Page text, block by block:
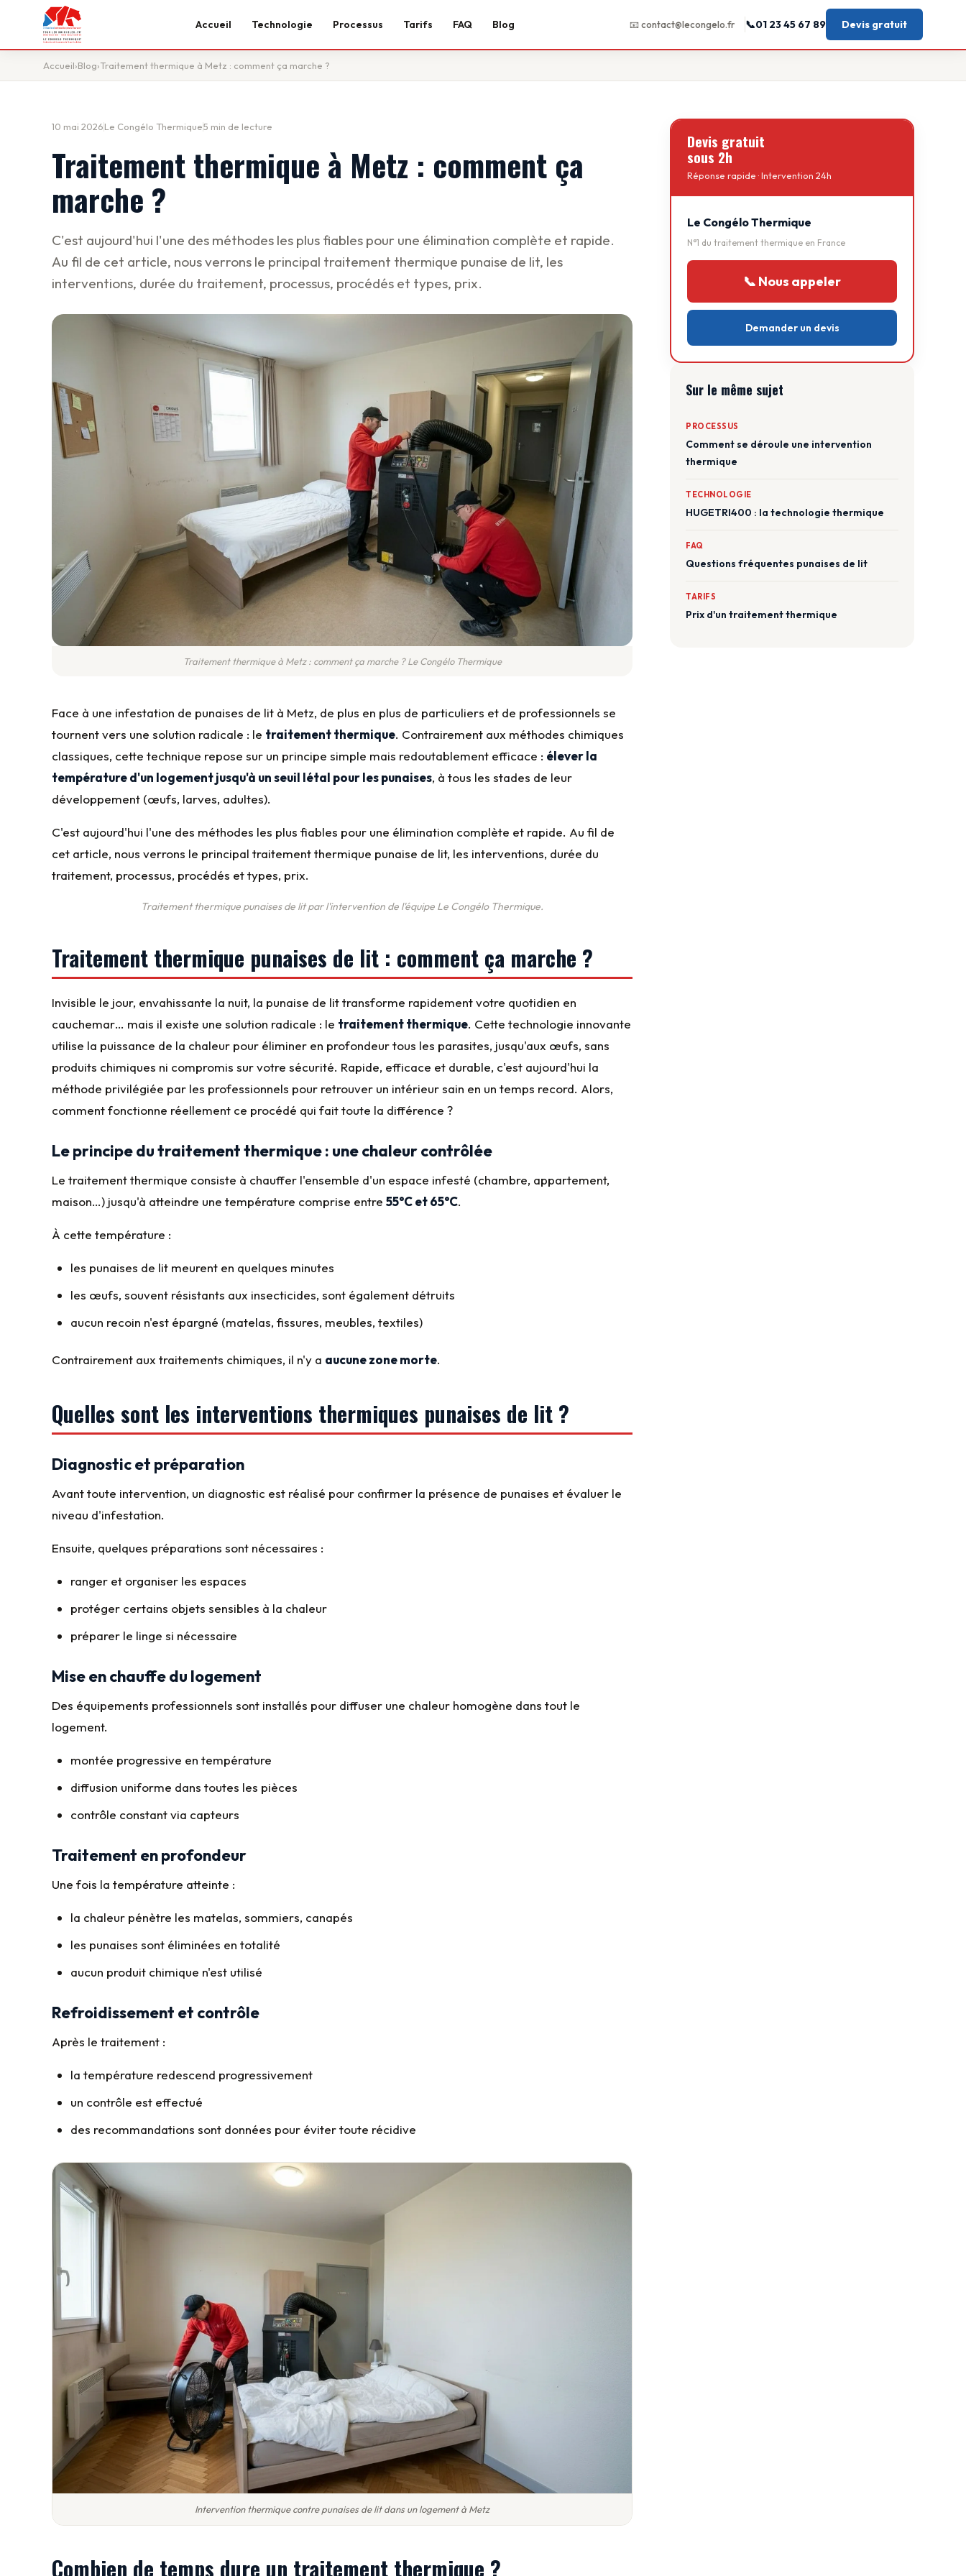
Accueil Technologie Processus Tarifs FAQ Blog 📧 contact@lecongelo.fr 01 23 45 67 89 Devis gratuit
Accueil›Blog›Traitement thermique à Metz : comment ça marche ?
10 mai 2026Le Congélo Thermique5 min de lecture
Traitement thermique à Metz : comment ça
marche ?
C'est aujourd'hui l'une des méthodes les plus fiables pour une élimination complète et rapide.
Au fil de cet article, nous verrons le principal traitement thermique punaise de lit, les
interventions, durée du traitement, processus, procédés et types, prix.
Traitement thermique à Metz : comment ça marche ? Le Congélo Thermique
Face à une infestation de punaises de lit à Metz, de plus en plus de particuliers et de professionnels se
tournent vers une solution radicale : le traitement thermique. Contrairement aux méthodes chimiques
classiques, cette technique repose sur un principe simple mais redoutablement efficace : élever la
température d'un logement jusqu'à un seuil létal pour les punaises, à tous les stades de leur
développement (œufs, larves, adultes).
C'est aujourd'hui l'une des méthodes les plus fiables pour une élimination complète et rapide. Au fil de
cet article, nous verrons le principal traitement thermique punaise de lit, les interventions, durée du
traitement, processus, procédés et types, prix.
Traitement thermique punaises de lit par l'intervention de l'équipe Le Congélo Thermique.
Traitement thermique punaises de lit : comment ça marche ?
Invisible le jour, envahissante la nuit, la punaise de lit transforme rapidement votre quotidien en
cauchemar… mais il existe une solution radicale : le traitement thermique. Cette technologie innovante
utilise la puissance de la chaleur pour éliminer en profondeur tous les parasites, jusqu'aux œufs, sans
produits chimiques ni compromis sur votre sécurité. Rapide, efficace et durable, c'est aujourd'hui la
méthode privilégiée par les professionnels pour retrouver un intérieur sain en un temps record. Alors,
comment fonctionne réellement ce procédé qui fait toute la différence ?
Le principe du traitement thermique : une chaleur contrôlée
Le traitement thermique consiste à chauffer l'ensemble d'un espace infesté (chambre, appartement,
maison…) jusqu'à atteindre une température comprise entre 55°C et 65°C.
À cette température :
les punaises de lit meurent en quelques minutes
les œufs, souvent résistants aux insecticides, sont également détruits
aucun recoin n'est épargné (matelas, fissures, meubles, textiles)
Contrairement aux traitements chimiques, il n'y a aucune zone morte.
Quelles sont les interventions thermiques punaises de lit ?
Diagnostic et préparation
Avant toute intervention, un diagnostic est réalisé pour confirmer la présence de punaises et évaluer le
niveau d'infestation.
Ensuite, quelques préparations sont nécessaires :
ranger et organiser les espaces
protéger certains objets sensibles à la chaleur
préparer le linge si nécessaire
Mise en chauffe du logement
Des équipements professionnels sont installés pour diffuser une chaleur homogène dans tout le
logement.
montée progressive en température
diffusion uniforme dans toutes les pièces
contrôle constant via capteurs
Traitement en profondeur
Une fois la température atteinte :
la chaleur pénètre les matelas, sommiers, canapés
les punaises sont éliminées en totalité
aucun produit chimique n'est utilisé
Refroidissement et contrôle
Après le traitement :
la température redescend progressivement
un contrôle est effectué
des recommandations sont données pour éviter toute récidive
Intervention thermique contre punaises de lit dans un logement à Metz
Combien de temps dure un traitement thermique ?
Devis gratuit
sous 2h
Réponse rapide · Intervention 24h
Le Congélo Thermique
N°1 du traitement thermique en France
📞 Nous appeler
Demander un devis
Sur le même sujet
PROCESSUS
Comment se déroule une intervention
thermique
TECHNOLOGIE
HUGETRI400 : la technologie thermique
FAQ
Questions fréquentes punaises de lit
TARIFS
Prix d'un traitement thermique